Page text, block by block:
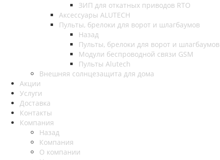
ЗИП для откатных приводов RTO
Аксессуары ALUTECH
Пульты, брелоки для ворот и шлагбаумов
Назад
Пульты, брелоки для ворот и шлагбаумов
Модули беспроводной связи GSM
Пульты Alutech
Внешняя солнцезащита для дома
Акции
Услуги
Доставка
Контакты
Компания
Назад
Компания
О компании